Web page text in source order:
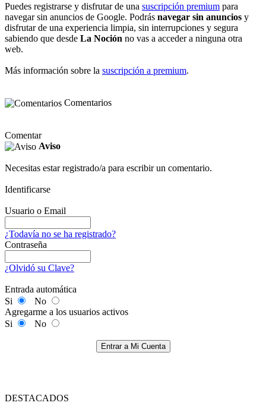
Puedes registrarse y disfrutar de una suscripción premium para
navegar sin anuncios de Google. Podrás navegar sin anuncios y
disfrutar de una experiencia limpia, sin interrupciones y segura
sabiendo que desde La Noción no vas a acceder a ninguna otra
web.
Más información sobre la suscripción a premium.
Comentarios
Comentar
Aviso
Necesitas estar registrado/a para escribir un comentario.
Identificarse
Usuario o Email
¿Todavía no se ha registrado?
Contraseña
¿Olvidó su Clave?
Entrada automática
Si
No
Agregarme a los usuarios activos
Si
No
Entrar a Mi Cuenta
DESTACADOS